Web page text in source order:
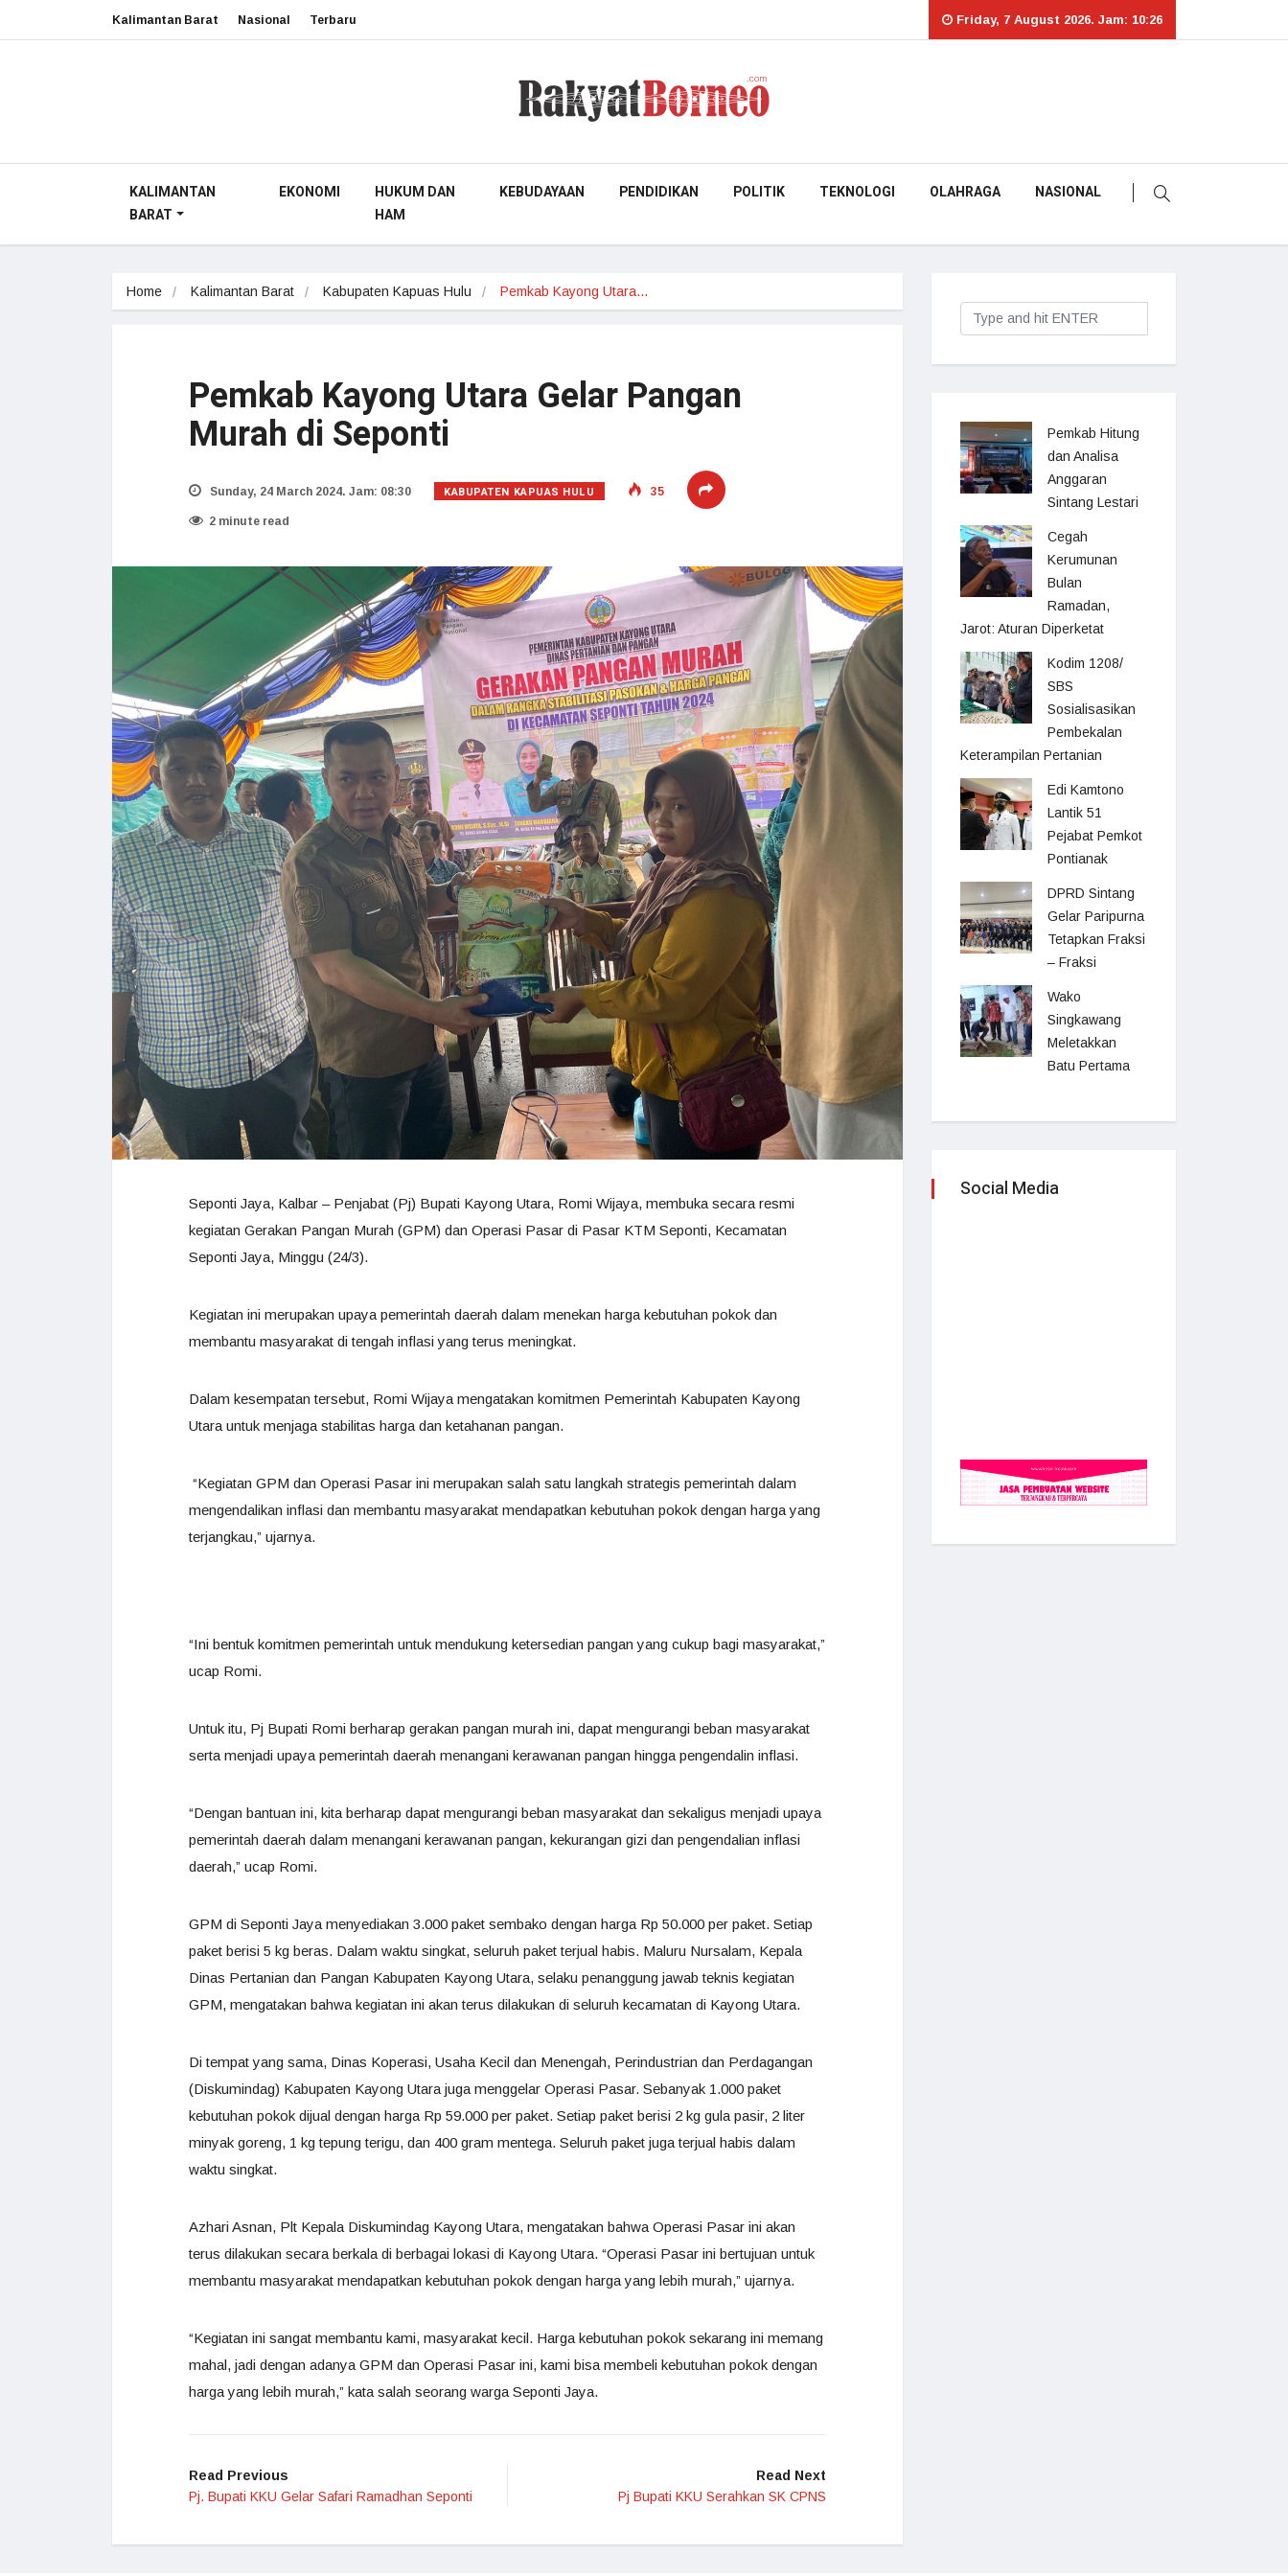
Kalimantan Barat Nasional Terbaru Friday, 7 August 2026. Jam: 10:26
KALIMANTAN
BARAT
EKONOMI
HUKUM DAN
HAM
KEBUDAYAAN PENDIDIKAN POLITIK TEKNOLOGI OLAHRAGA NASIONAL
Home Kalimantan Barat Kabupaten Kapuas Hulu Pemkab Kayong Utara…
Pemkab Kayong Utara Gelar Pangan
Murah di Seponti
Sunday, 24 March 2024. Jam: 08:30 KABUPATEN KAPUAS HULU 35
2 minute read
Seponti Jaya, Kalbar – Penjabat (Pj) Bupati Kayong Utara, Romi Wijaya, membuka secara resmi
kegiatan Gerakan Pangan Murah (GPM) dan Operasi Pasar di Pasar KTM Seponti, Kecamatan
Seponti Jaya, Minggu (24/3).
Kegiatan ini merupakan upaya pemerintah daerah dalam menekan harga kebutuhan pokok dan
membantu masyarakat di tengah inflasi yang terus meningkat.
Dalam kesempatan tersebut, Romi Wijaya mengatakan komitmen Pemerintah Kabupaten Kayong
Utara untuk menjaga stabilitas harga dan ketahanan pangan.
“Kegiatan GPM dan Operasi Pasar ini merupakan salah satu langkah strategis pemerintah dalam
mengendalikan inflasi dan membantu masyarakat mendapatkan kebutuhan pokok dengan harga yang
terjangkau,” ujarnya.
“Ini bentuk komitmen pemerintah untuk mendukung ketersedian pangan yang cukup bagi masyarakat,”
ucap Romi.
Untuk itu, Pj Bupati Romi berharap gerakan pangan murah ini, dapat mengurangi beban masyarakat
serta menjadi upaya pemerintah daerah menangani kerawanan pangan hingga pengendalin inflasi.
“Dengan bantuan ini, kita berharap dapat mengurangi beban masyarakat dan sekaligus menjadi upaya
pemerintah daerah dalam menangani kerawanan pangan, kekurangan gizi dan pengendalian inflasi
daerah,” ucap Romi.
GPM di Seponti Jaya menyediakan 3.000 paket sembako dengan harga Rp 50.000 per paket. Setiap
paket berisi 5 kg beras. Dalam waktu singkat, seluruh paket terjual habis. Maluru Nursalam, Kepala
Dinas Pertanian dan Pangan Kabupaten Kayong Utara, selaku penanggung jawab teknis kegiatan
GPM, mengatakan bahwa kegiatan ini akan terus dilakukan di seluruh kecamatan di Kayong Utara.
Di tempat yang sama, Dinas Koperasi, Usaha Kecil dan Menengah, Perindustrian dan Perdagangan
(Diskumindag) Kabupaten Kayong Utara juga menggelar Operasi Pasar. Sebanyak 1.000 paket
kebutuhan pokok dijual dengan harga Rp 59.000 per paket. Setiap paket berisi 2 kg gula pasir, 2 liter
minyak goreng, 1 kg tepung terigu, dan 400 gram mentega. Seluruh paket juga terjual habis dalam
waktu singkat.
Azhari Asnan, Plt Kepala Diskumindag Kayong Utara, mengatakan bahwa Operasi Pasar ini akan
terus dilakukan secara berkala di berbagai lokasi di Kayong Utara. “Operasi Pasar ini bertujuan untuk
membantu masyarakat mendapatkan kebutuhan pokok dengan harga yang lebih murah,” ujarnya.
“Kegiatan ini sangat membantu kami, masyarakat kecil. Harga kebutuhan pokok sekarang ini memang
mahal, jadi dengan adanya GPM dan Operasi Pasar ini, kami bisa membeli kebutuhan pokok dengan
harga yang lebih murah,” kata salah seorang warga Seponti Jaya.
Read Previous
Pj. Bupati KKU Gelar Safari Ramadhan Seponti
Read Next
Pj Bupati KKU Serahkan SK CPNS
Pemkab Hitung
dan Analisa
Anggaran
Sintang Lestari
Cegah
Kerumunan
Bulan
Ramadan,
Jarot: Aturan Diperketat
Kodim 1208/
SBS
Sosialisasikan
Pembekalan
Keterampilan Pertanian
Edi Kamtono
Lantik 51
Pejabat Pemkot
Pontianak
DPRD Sintang
Gelar Paripurna
Tetapkan Fraksi
– Fraksi
Wako
Singkawang
Meletakkan
Batu Pertama
Social Media